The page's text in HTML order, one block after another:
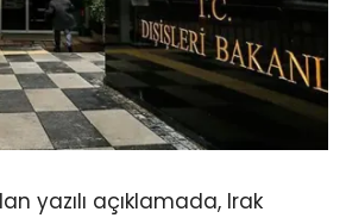
yazılı açıklamada, Irak